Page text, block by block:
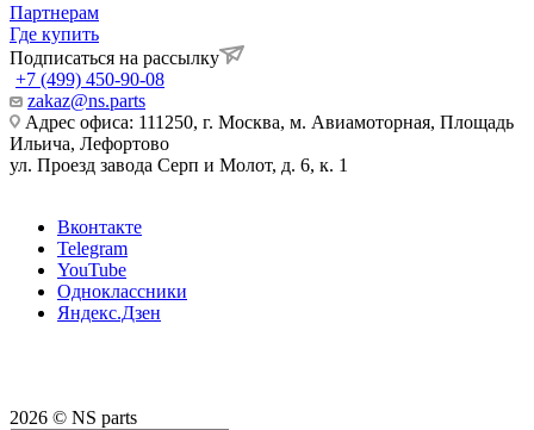
Партнерам
Где купить
Подписаться на рассылку
+7 (499) 450-90-08
zakaz@ns.parts
Адрес офиса: 111250, г. Москва, м. Авиамоторная, Площадь
Ильича, Лефортово
ул. Проезд завода Серп и Молот, д. 6, к. 1
Вконтакте
Telegram
YouTube
Одноклассники
Яндекс.Дзен
2026 © NS parts